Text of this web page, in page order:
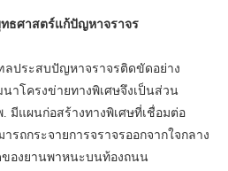
ธศาสตร์แก้ปัญหาจราจร
ประสบปัญหาจราจรติดขัดอย่าง
าโครงข่ายทางพิเศษจึงเป็นส่วน
แผนก่อสร้างทางพิเศษที่เชื่อมต่อ
รถกระจายการจราจรออกจากใจกลาง
องยานพาหนะบนท้องถนน